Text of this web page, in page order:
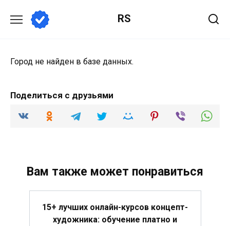
содержанию
RS
Город не найден в базе данных.
Поделиться с друзьями
Вам также может понравиться
15+ лучших онлайн-курсов концепт-
художника: обучение платно и